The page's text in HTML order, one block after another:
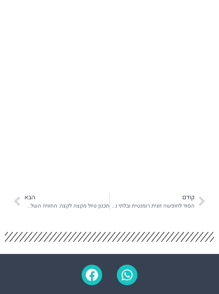
קודם
הסוד לחופשה זוגית רומנטית ובלתי נשכחת
הבא
תכנון טיול מקצה לקצה: החוויה השלמה מעבר לטיסה ומלון